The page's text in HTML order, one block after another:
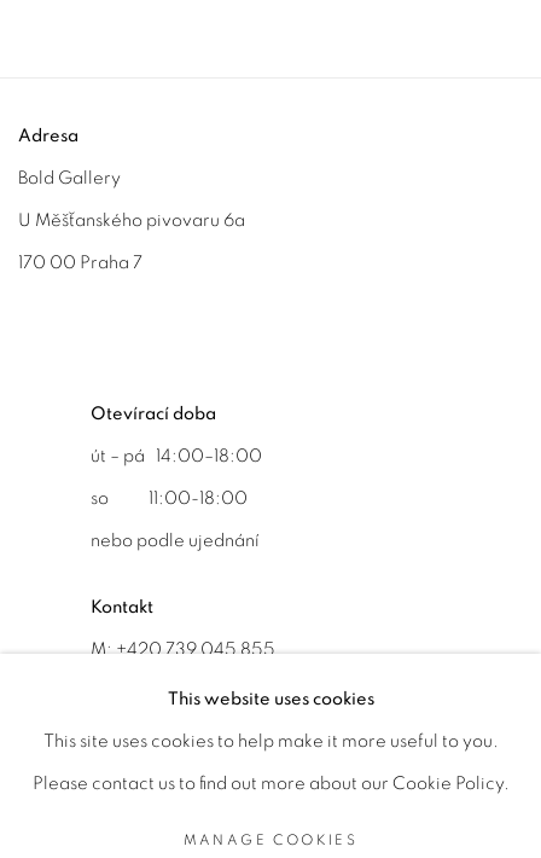
Adresa
Bold Gallery
U Měšťanského pivovaru 6a
170 00 Praha 7
Otevírací doba
út – pá 14:00–18:00
so 11:00-18:00
nebo podle ujednání
Kontakt
M: +420 739 045 855
info@boldgallery.art
This website uses cookies
This site uses cookies to help make it more useful to you.
Please contact us to find out more about our Cookie Policy.
MANAGE COOKIES